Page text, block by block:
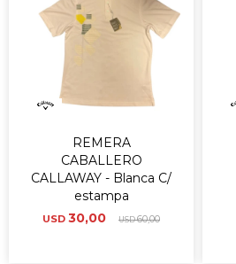
REMERA
CABALLERO
CALLAWAY - Blanca C/
estampa
USD 30,00 USD60,00